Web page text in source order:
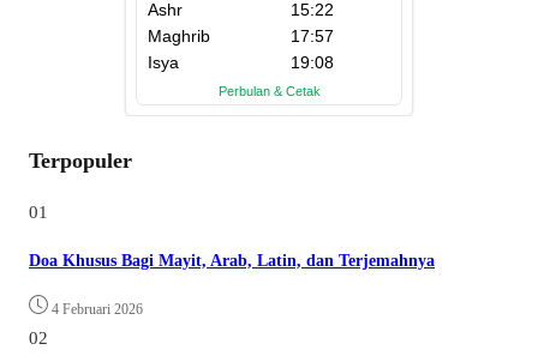
Terpopuler
01
Doa Khusus Bagi Mayit, Arab, Latin, dan Terjemahnya
4 Februari 2026
02